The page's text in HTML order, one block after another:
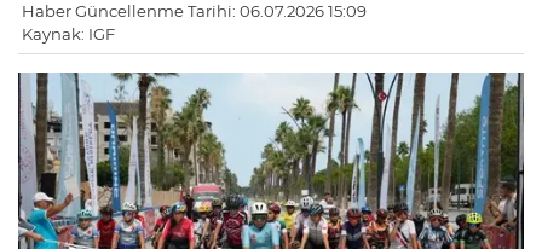
Haber Güncellenme Tarihi: 06.07.2026 15:09
Kaynak: IGF